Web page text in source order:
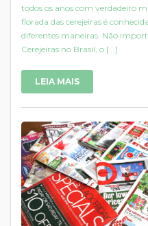
todos os anos com verdadeiro
florada das cerejeiras é
diferentes maneiras. Não
Cerejeiras no Brasil, o [...]
LEIA MAIS